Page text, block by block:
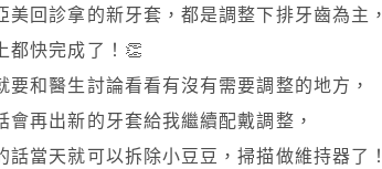
美回診拿的新牙套，都是調整下排牙齒為主，
都快完成了！👏
要和醫生討論看看有沒有需要調整的地方，
會再出新的牙套給我繼續配戴調整，
話當天就可以拆除小豆豆，掃描做維持器了！